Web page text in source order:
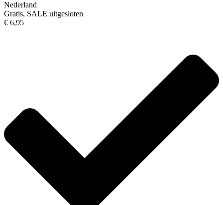
Nederland
Gratis, SALE uitgesloten
€ 6,95